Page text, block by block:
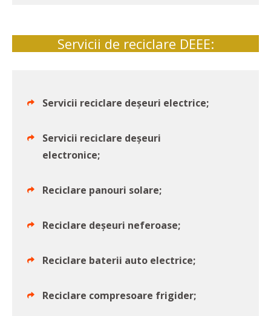
Servicii de reciclare DEEE:
Servicii reciclare deșeuri electrice;
Servicii reciclare deșeuri
electronice;
Reciclare panouri solare;
Reciclare deșeuri neferoase;
Reciclare baterii auto electrice;
Reciclare compresoare frigider;